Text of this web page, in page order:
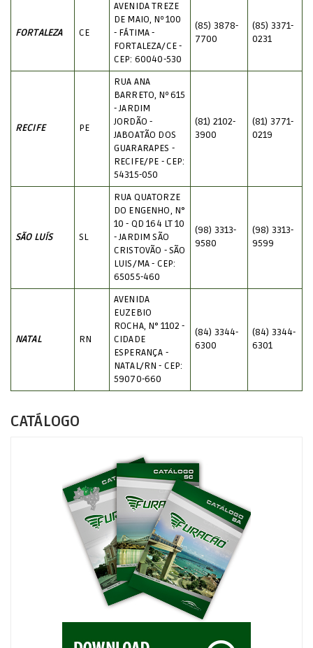
FORTALEZA CE
AVENIDA TREZE
DE MAIO, Nº 100
- FÁTIMA -
FORTALEZA/CE -
CEP: 60040-530
(85) 3878-
7700
(85) 3371-
0231
RECIFE PE
RUA ANA
BARRETO, Nº 615
- JARDIM
JORDÃO -
JABOATÃO DOS
GUARARAPES -
RECIFE/PE - CEP:
54315-050
(81) 2102-
3900
(81) 3771-
0219
SÃO LUÍS SL
RUA QUATORZE
DO ENGENHO, N°
10 - QD 164 LT 10
- JARDIM SÃO
CRISTOVÃO - SÃO
LUIS/MA - CEP:
65055-460
(98) 3313-
9580
(98) 3313-
9599
NATAL RN
AVENIDA
EUZEBIO
ROCHA, N° 1102 -
CIDADE
ESPERANÇA -
NATAL/RN - CEP:
59070-660
(84) 3344-
6300
(84) 3344-
6301
CATÁLOGO